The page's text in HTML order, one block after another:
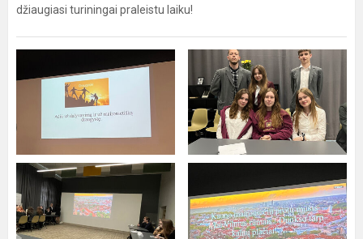
džiaugiasi turiningai praleistu laiku!